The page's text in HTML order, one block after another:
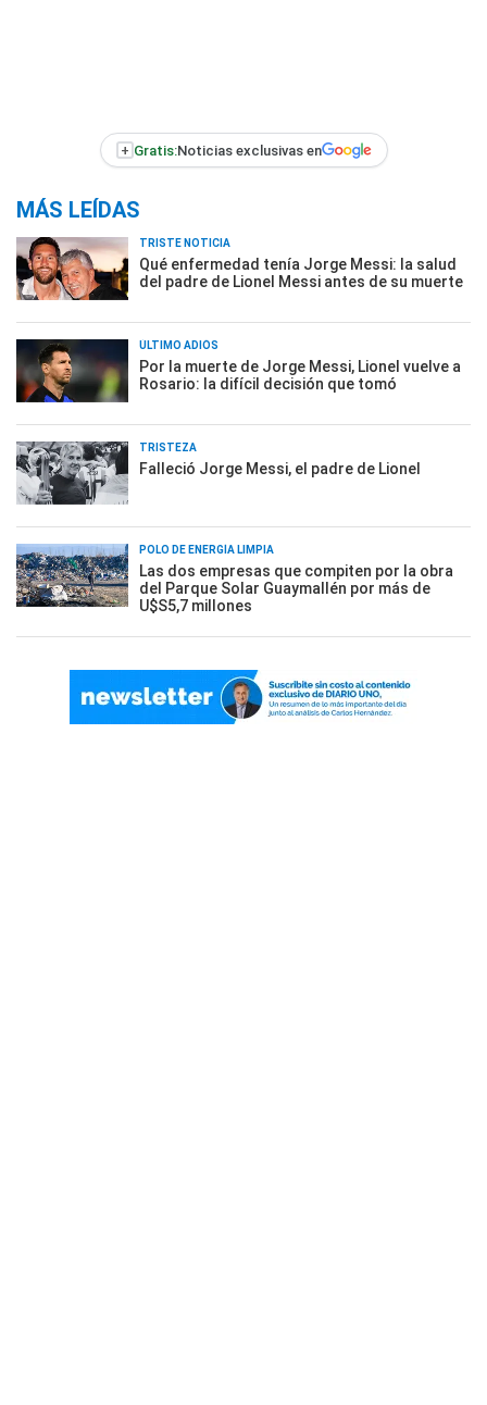
+ Gratis:Noticias exclusivas en
MÁS LEÍDAS
TRISTE NOTICIA
Qué enfermedad tenía Jorge Messi: la salud
del padre de Lionel Messi antes de su muerte
ÚLTIMO ADIÓS
Por la muerte de Jorge Messi, Lionel vuelve a
Rosario: la difícil decisión que tomó
TRISTEZA
Falleció Jorge Messi, el padre de Lionel
POLO DE ENERGÍA LIMPIA
Las dos empresas que compiten por la obra
del Parque Solar Guaymallén por más de
U$S5,7 millones